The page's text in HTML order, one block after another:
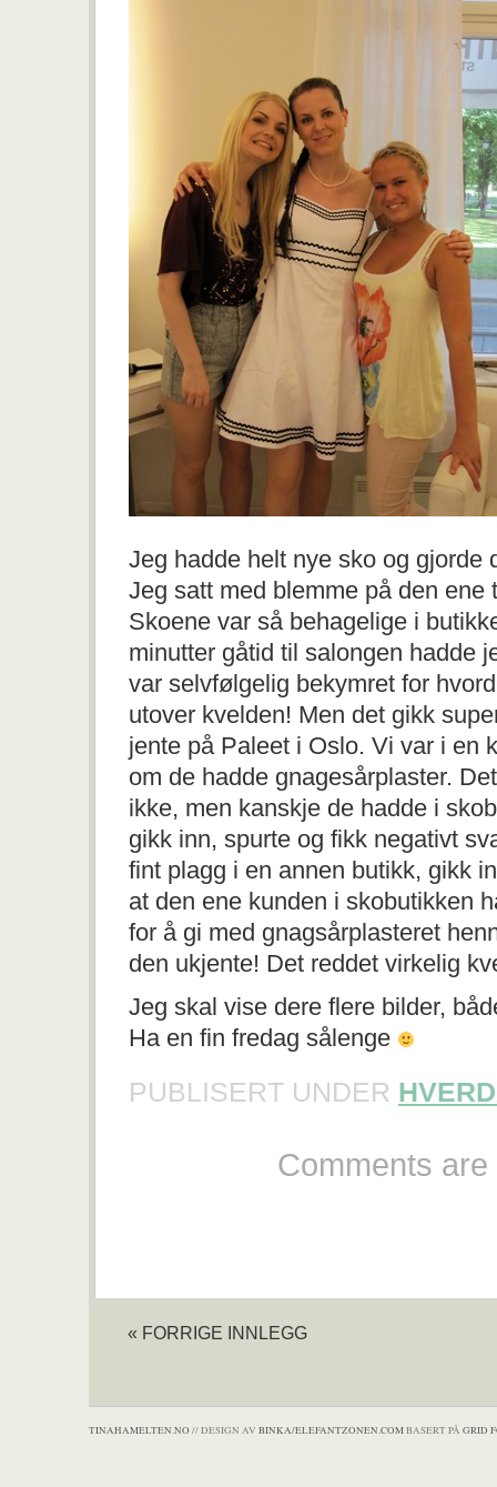
Jeg hadde helt nye sko og gjorde
Jeg satt med blemme på den ene
Skoene var så behagelige i
minutter gåtid til salongen hadde
var selvfølgelig bekymret for
utover kvelden! Men det gikk
jente på Paleet i Oslo. Vi var i en
om de hadde gnagesårplaster.
ikke, men kanskje de hadde i
gikk inn, spurte og fikk negativt
fint plagg i en annen butikk, gikk
at den ene kunden i skobutikken
for å gi med gnagsårplasteret
den ukjente! Det reddet virkelig
Jeg skal vise dere flere bilder,
Ha en fin fredag sålenge
PUBLISERT UNDER
Comments
« FORRIGE INNLEGG
TINAHAMELTEN.NO // DESIGN AV BINKA/ELEFANTZONEN.COMBASERT PÅ GRID